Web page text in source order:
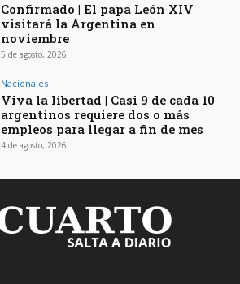
Confirmado | El papa León XIV
visitará la Argentina en
noviembre
5 de agosto, 2026
Nacionales
Viva la libertad | Casi 9 de cada 10
argentinos requiere dos o más
empleos para llegar a fin de mes
4 de agosto, 2026